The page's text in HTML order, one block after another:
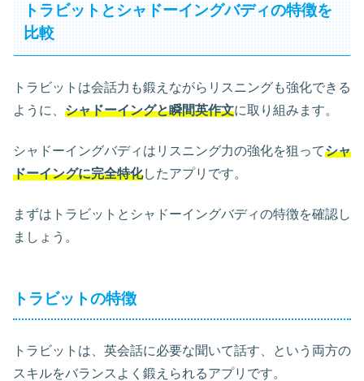
トラビットとシャドーイングバディの特徴を
比較
トラビットは会話力も鍛えながらリスニングも強化できる
ように、 シャドーイングと瞬間英作文に取り組みます。
シャドーイングバディはリスニング力の強化を狙ってシャ
ドーイングに完全特化したアプリです。
まずはトラビットとシャドーイングバディの特徴を確認し
ましょう。
トラビットの特徴
トラビットは、英会話に必要な聞いて話す、という両方の
スキルをバランスよく鍛えられるアプリです。